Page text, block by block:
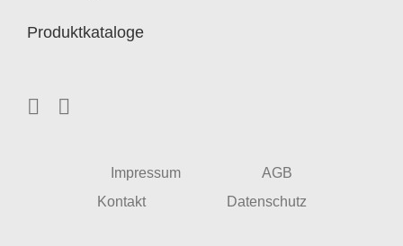
Produktkataloge
Impressum
AGB
Kontakt
Datenschutz